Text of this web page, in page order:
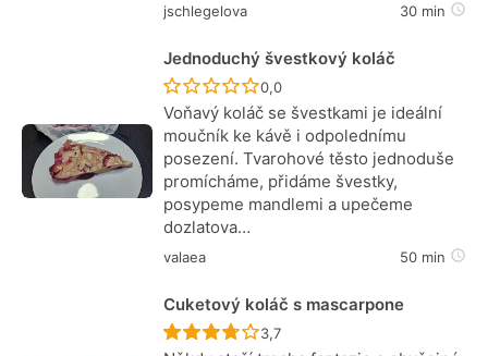
jschlegelova 30 min
Jednoduchý švestkový koláč
Recept ještě nebyl hodnocen
0,0
Voňavý koláč se švestkami je ideální
moučník ke kávě i odpolednímu
posezení. Tvarohové těsto jednoduše
promícháme, přidáme švestky,
posypeme mandlemi a upečeme
dozlatova…
valaea 50 min
Cuketový koláč s mascarpone
Recept ještě nebyl hodnocen
3,7